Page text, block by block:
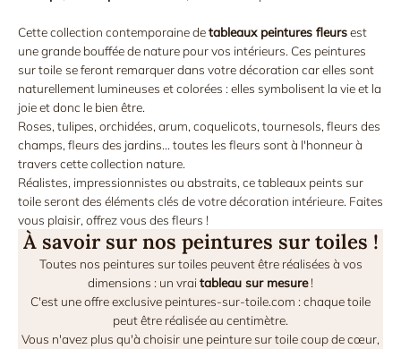
Cette collection contemporaine detableaux peintures fleursest
une grande bouffée de nature pour vos intérieurs. Ces peintures
sur toile se feront remarquer dans votre décoration car elles sont
naturellement lumineuses et colorées : elles symbolisent la vie et la
joie et donc le bien être.
Roses, tulipes, orchidées, arum, coquelicots, tournesols, fleurs des
champs, fleurs des jardins... toutes les fleurs sont à l'honneur à
travers cette collection nature.
Réalistes, impressionnistes ou abstraits, ce tableaux peints sur
toile seront des éléments clés de votre décoration intérieure. Faites
vous plaisir, offrez vous des fleurs !
À savoir sur nos peintures sur toiles !
Toutes nos peintures sur toiles peuvent être réalisées à vos
dimensions : un vrai tableau sur mesure!
C'est une offre exclusive peintures-sur-toile.com : chaque toile
peut être réalisée au centimètre.
Vous n'avez plus qu'à choisir une peinture sur toile coup de cœur,